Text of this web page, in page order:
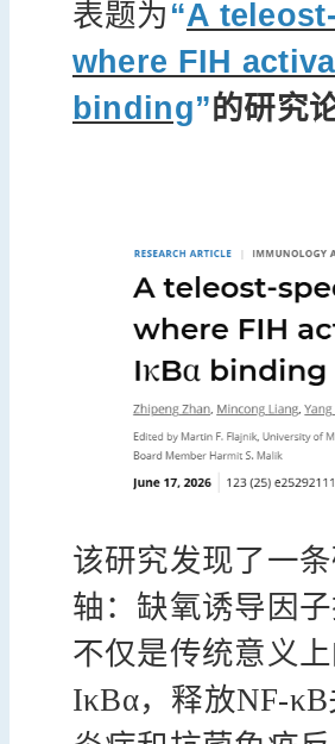
表题为 “A
where FIH
binding”的研究
该研究发现了一
轴：缺氧诱导因
不仅是传统意义
IκBα，释放NF-